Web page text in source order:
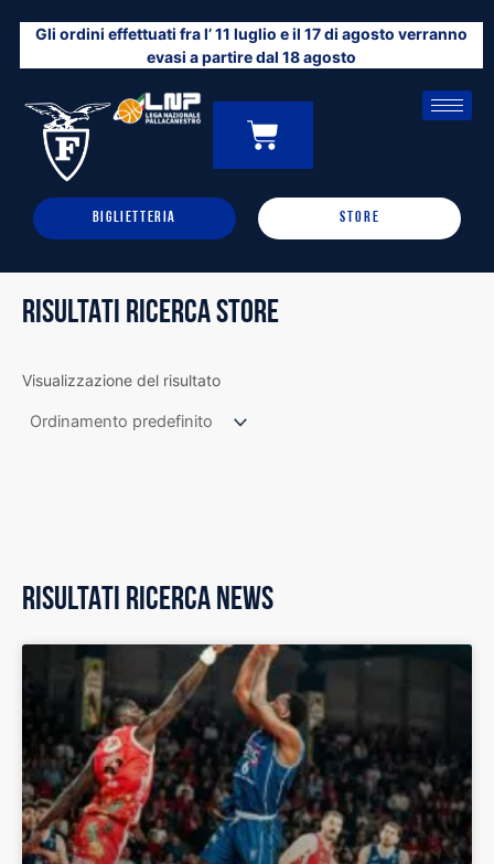
contenuto
Gli ordini effettuati fra l’ 11 luglio e il 17 di agosto verranno
evasi a partire dal 18 agosto
0
CARRELLO
BIGLIETTERIA STORE
RISULTATI RICERCA STORE
Visualizzazione del risultato
RISULTATI RICERCA NEWS